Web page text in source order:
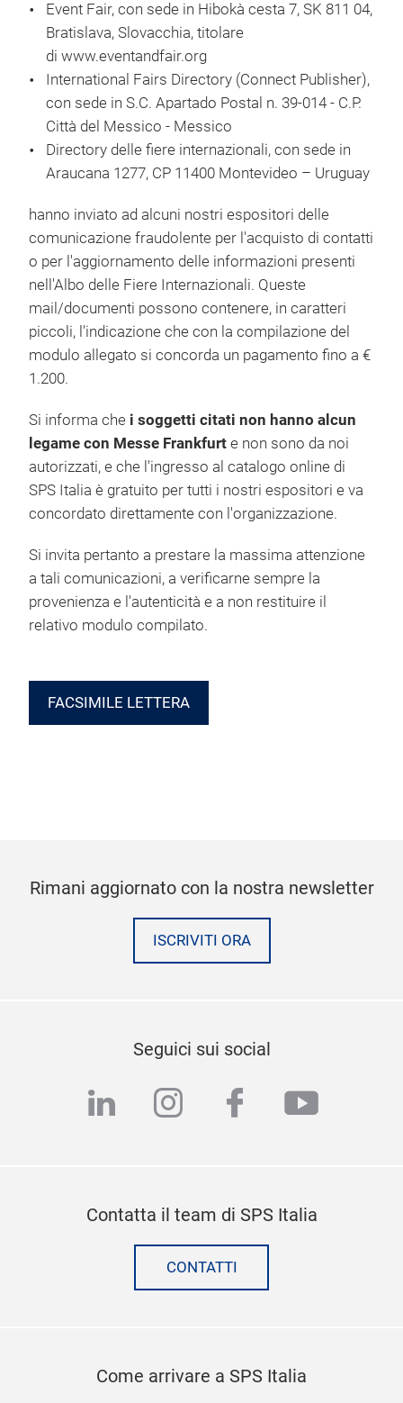
Event Fair, con sede in Hibokà cesta 7, SK 811 04,
Bratislava, Slovacchia, titolare
di www.eventandfair.org
International Fairs Directory (Connect Publisher),
con sede in S.C. Apartado Postal n. 39-014 - C.P.
Città del Messico - Messico
Directory delle fiere internazionali, con sede in
Araucana 1277, CP 11400 Montevideo – Uruguay
hanno inviato ad alcuni nostri espositori delle
comunicazione fraudolente per l'acquisto di contatti
o per l'aggiornamento delle informazioni presenti
nell'Albo delle Fiere Internazionali. Queste
mail/documenti possono contenere, in caratteri
piccoli, l'indicazione che con la compilazione del
modulo allegato si concorda un pagamento fino a €
1.200.
Si informa che i soggetti citati non hanno alcun
legame con Messe Frankfurt e non sono da noi
autorizzati, e che l'ingresso al catalogo online di
SPS Italia è gratuito per tutti i nostri espositori e va
concordato direttamente con l'organizzazione.
Si invita pertanto a prestare la massima attenzione
a tali comunicazioni, a verificarne sempre la
provenienza e l'autenticità e a non restituire il
relativo modulo compilato.
FACSIMILE LETTERA
Rimani aggiornato con la nostra newsletter
ISCRIVITI ORA
Seguici sui social
linkedininstagram
facebook
Contatta il team di SPS Italia
CONTATTI
Come arrivare a SPS Italia